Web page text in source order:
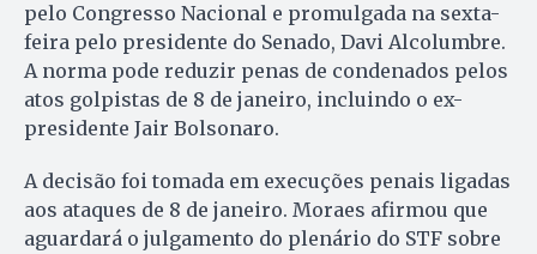
pelo Congresso Nacional e promulgada na sexta-
feira pelo presidente do Senado, Davi Alcolumbre.
A norma pode reduzir penas de condenados pelos
atos golpistas de 8 de janeiro, incluindo o ex-
presidente Jair Bolsonaro.
A decisão foi tomada em execuções penais ligadas
aos ataques de 8 de janeiro. Moraes afirmou que
aguardará o julgamento do plenário do STF sobre